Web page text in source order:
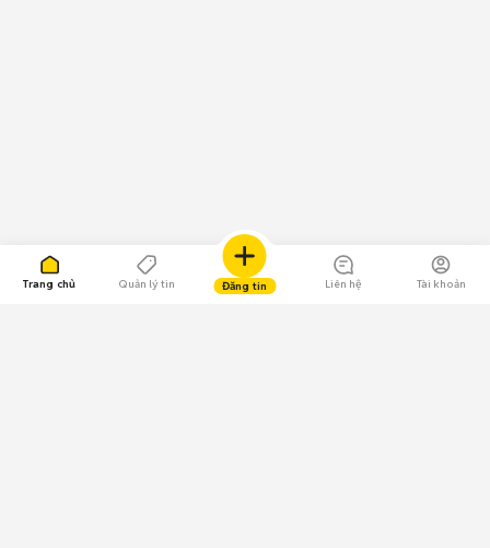
Trang chủ Quản lý tin Đăng tin Liên hệ Tài khoản